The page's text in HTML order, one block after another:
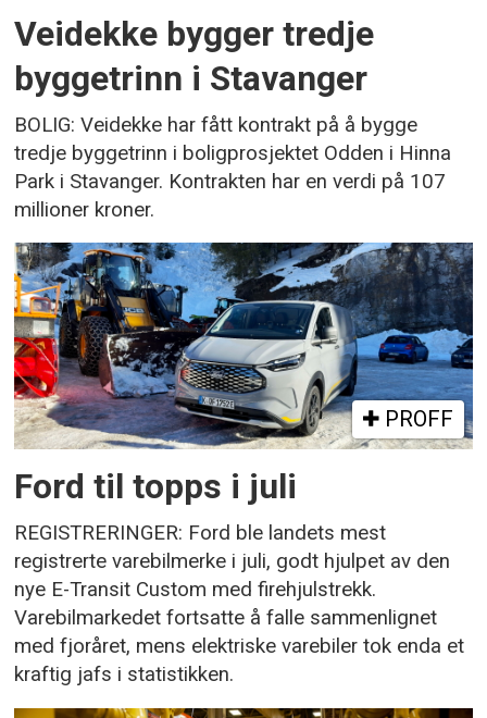
Veidekke bygger tredje
byggetrinn i Stavanger
BOLIG: Veidekke har fått kontrakt på å bygge
tredje byggetrinn i boligprosjektet Odden i Hinna
Park i Stavanger. Kontrakten har en verdi på 107
millioner kroner.
PROFF
Ford til topps i juli
REGISTRERINGER: Ford ble landets mest
registrerte varebilmerke i juli, godt hjulpet av den
nye E-Transit Custom med firehjulstrekk.
Varebilmarkedet fortsatte å falle sammenlignet
med fjoråret, mens elektriske varebiler tok enda et
kraftig jafs i statistikken.